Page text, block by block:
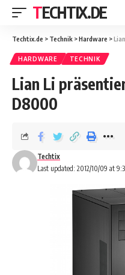
TECHTIX.DE
Techtix.de > Technik >Hardware >
HARDWARE TECHNIK
Lian Li
D8000
Last updated: 2012/10/09 at
Techtix